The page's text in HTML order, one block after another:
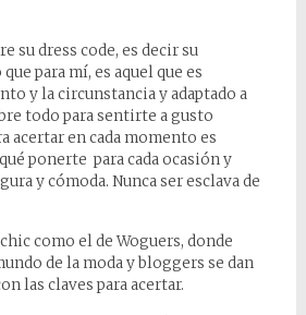
su dress code, es decir su
para mí, es aquel que es
y la circunstancia y adaptado a
todo para sentirte a gusto
acertar en cada momento es
ponerte para cada ocasión y
y cómoda. Nunca ser esclava de
como el de Woguers, donde
de la moda y bloggers se dan
las claves para acertar.